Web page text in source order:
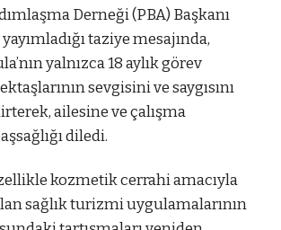
Derneği (PBA) Başkanı
taziye mesajında,
yalnızca 18 aylık görev
sevgisini ve saygısını
ailesine ve çalışma
diledi.
kozmetik cerrahi amacıyla
sağlık turizmi uygulamalarının